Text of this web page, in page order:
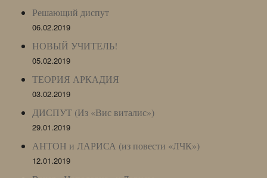
Решающий диспут
06.02.2019
НОВЫЙ УЧИТЕЛЬ!
05.02.2019
ТЕОРИЯ АРКАДИЯ
03.02.2019
ДИСПУТ (Из «Вис виталис»)
29.01.2019
АНТОН и ЛАРИСА (из повести «ЛЧК»)
12.01.2019